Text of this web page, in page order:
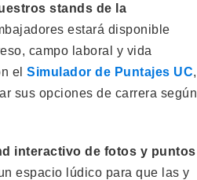
stands de la
estará disponible
campo laboral y vida
el Simulador de Puntajes UC,
sus opciones de carrera según
interactivo de fotos y puntos
espacio lúdico para que las y